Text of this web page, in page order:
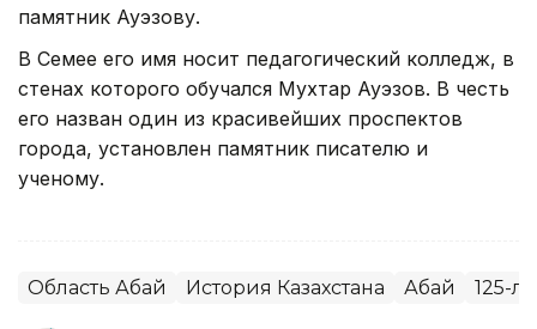
памятник Ауэзову.
В Семее его имя носит педагогический колледж, в
стенах которого обучался Мухтар Ауэзов. В честь
его назван один из красивейших проспектов
города, установлен памятник писателю и
ученому.
Область Абай История Казахстана Абай 125-